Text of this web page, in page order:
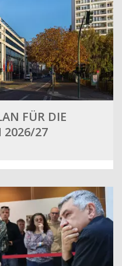
FÜR DIE
2026/27